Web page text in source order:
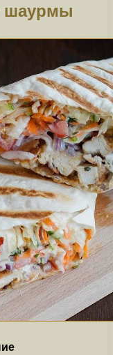
шаурмы